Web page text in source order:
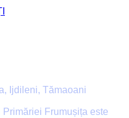
Ijdileni, Tămaoani
Frumușița este